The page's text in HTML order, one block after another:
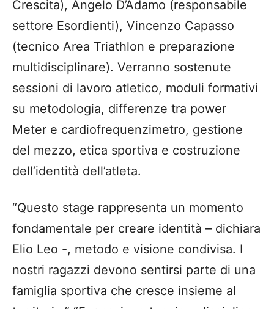
Crescita), Angelo D’Adamo (responsabile
settore Esordienti), Vincenzo Capasso
(tecnico Area Triathlon e preparazione
multidisciplinare). Verranno sostenute
sessioni di lavoro atletico, moduli formativi
su metodologia, differenze tra power
Meter e cardiofrequenzimetro, gestione
del mezzo, etica sportiva e costruzione
dell’identità dell’atleta.
“Questo stage rappresenta un momento
fondamentale per creare identità – dichiara
Elio Leo -, metodo e visione condivisa. I
nostri ragazzi devono sentirsi parte di una
famiglia sportiva che cresce insieme al